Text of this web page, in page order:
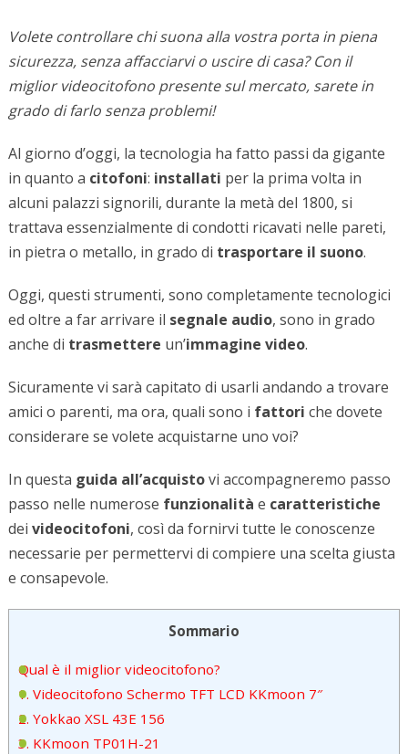
Volete controllare chi suona alla vostra porta in piena
sicurezza, senza affacciarvi o uscire di casa? Con il
miglior videocitofono presente sul mercato, sarete in
grado di farlo senza problemi!
Al giorno d’oggi, la tecnologia ha fatto passi da gigante
in quanto a citofoni: installati per la prima volta in
alcuni palazzi signorili, durante la metà del 1800, si
trattava essenzialmente di condotti ricavati nelle pareti,
in pietra o metallo, in grado di trasportare il suono.
Oggi, questi strumenti, sono completamente tecnologici
ed oltre a far arrivare il segnale audio, sono in grado
anche di trasmettere un’immagine video.
Sicuramente vi sarà capitato di usarli andando a trovare
amici o parenti, ma ora, quali sono i fattori che dovete
considerare se volete acquistarne uno voi?
In questa guida all’acquistovi accompagneremo passo
passo nelle numerose funzionalità e caratteristiche
dei videocitofoni, così da fornirvi tutte le conoscenze
necessarie per permettervi di compiere una scelta giusta
e consapevole.
Sommario
Qual è il miglior videocitofono?
1. Videocitofono Schermo TFT LCD KKmoon 7″
2. Yokkao XSL 43E 156
3. KKmoon TP01H-21